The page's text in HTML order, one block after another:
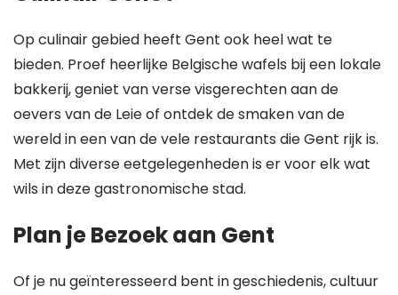
Op culinair gebied heeft Gent ook heel wat te
bieden. Proef heerlijke Belgische wafels bij een lokale
bakkerij, geniet van verse visgerechten aan de
oevers van de Leie of ontdek de smaken van de
wereld in een van de vele restaurants die Gent rijk is.
Met zijn diverse eetgelegenheden is er voor elk wat
wils in deze gastronomische stad.
Plan je Bezoek aan Gent
Of je nu geïnteresseerd bent in geschiedenis, cultuur